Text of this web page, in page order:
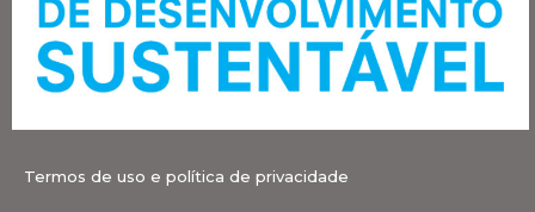
Termos de uso e política de privacidade